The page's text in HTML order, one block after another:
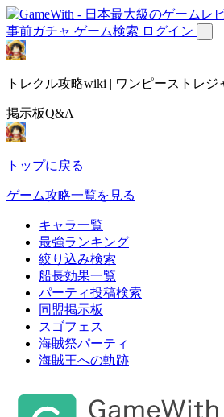
事前ガチャ ゲーム検索 ログイン
トレクル攻略wiki | ワンピーストレジ
掲示板Q&A
トップに戻る
ゲーム攻略一覧を見る
キャラ一覧
最強ランキング
絞り込み検索
船長効果一覧
パーティ投稿検索
同盟掲示板
スゴフェス
海賊祭パーティ
海賊王への軌跡